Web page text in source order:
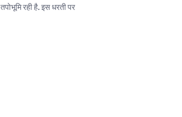
रही है. इस धरती पर